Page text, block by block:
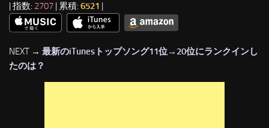
| 指数: 2707 | 累積: 6521 |
NEXT → 最新のiTunesトップソング11位→20位にランクインし
たのは？